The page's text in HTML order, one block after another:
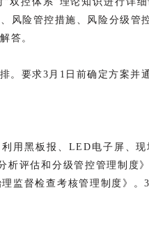
风险管控措施、风险分级
答。
。要求3月1日前确定方案并
用黑板报、LED电子屏、
析评估和分级管控管理制度
监督检查考核管理制度》